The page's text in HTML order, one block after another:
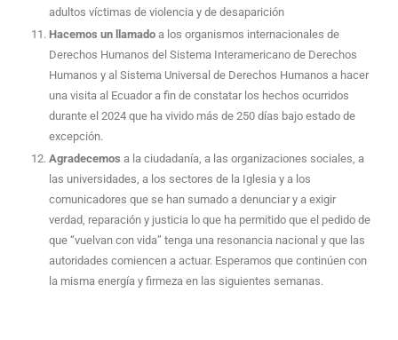
adultos víctimas de violencia y de desaparición
Hacemos un llamado a los organismos internacionales de
Derechos Humanos del Sistema Interamericano de Derechos
Humanos y al Sistema Universal de Derechos Humanos a hacer
una visita al Ecuador a fin de constatar los hechos ocurridos
durante el 2024 que ha vivido más de 250 días bajo estado de
excepción.
Agradecemos a la ciudadanía, a las organizaciones sociales, a
las universidades, a los sectores de la Iglesia y a los
comunicadores que se han sumado a denunciar y a exigir
verdad, reparación y justicia lo que ha permitido que el pedido de
que “vuelvan con vida” tenga una resonancia nacional y que las
autoridades comiencen a actuar. Esperamos que continúen con
la misma energía y firmeza en las siguientes semanas.